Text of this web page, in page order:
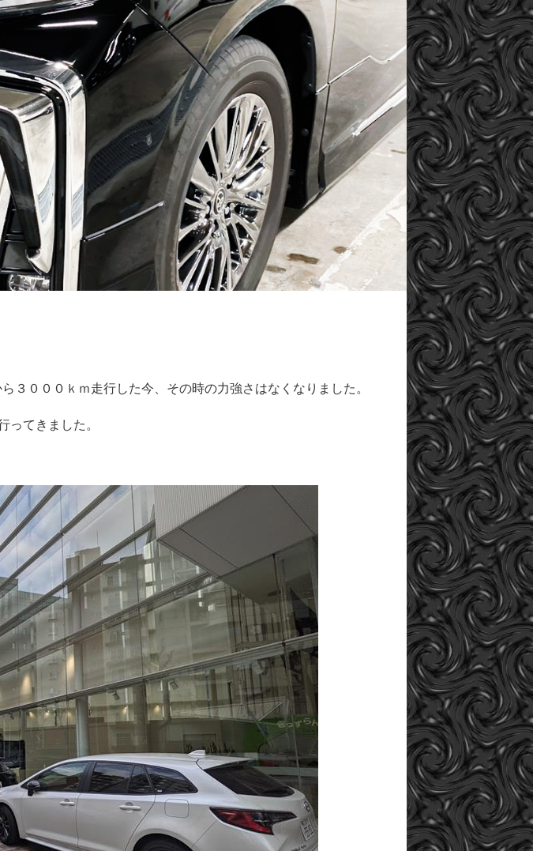
３０００ｋｍ走行した今、その時の力強さはなくなりました。
ってきました。